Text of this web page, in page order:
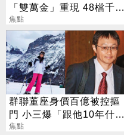
「雙萬金」重現 48檔千金
股撐盤
焦點
群聯董座身價百億被控摳
門 小三爆「跟他10年什麼
都沒有」
焦點